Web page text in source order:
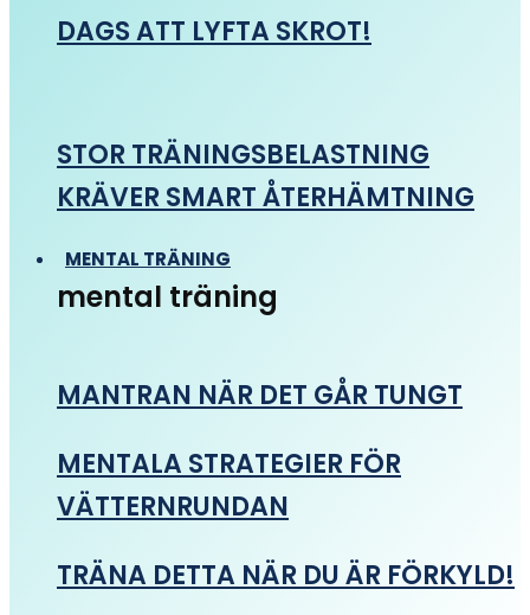
DAGS ATT LYFTA SKROT!
STOR TRÄNINGSBELASTNING
KRÄVER SMART ÅTERHÄMTNING
MENTAL TRÄNING
mental träning
MANTRAN NÄR DET GÅR TUNGT
MENTALA STRATEGIER FÖR
VÄTTERNRUNDAN
TRÄNA DETTA NÄR DU ÄR FÖRKYLD!